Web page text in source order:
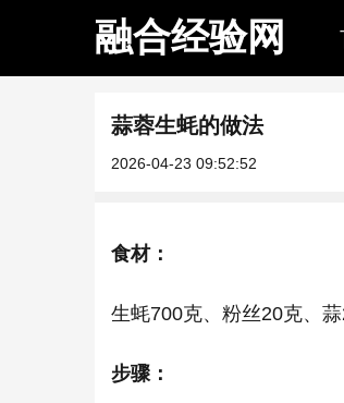
融合经验网
蒜蓉生蚝的做法
2026-04-23 09:52:52
食材：
生蚝700克、粉丝20克、
步骤：